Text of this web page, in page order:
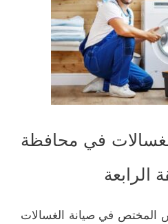
في محافظة
الرابعة
المختص في صيانة الغسالات